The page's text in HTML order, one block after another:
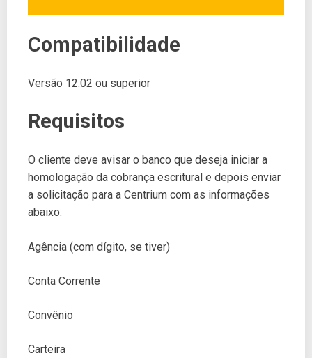
Compatibilidade
Versão 12.02 ou superior
Requisitos
O cliente deve avisar o banco que deseja iniciar a
homologação da cobrança escritural e depois enviar
a solicitação para a Centrium com as informações
abaixo:
Agência (com dígito, se tiver)
Conta Corrente
Convênio
Carteira